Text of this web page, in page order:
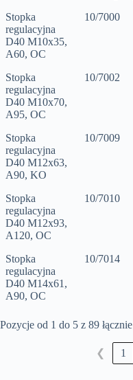
Stopka
regulacyjna
D40 M10x35,
A60, OC
10/7000
Stopka
regulacyjna
D40 M10x70,
A95, OC
10/7002
Stopka
regulacyjna
D40 M12x63,
A90, KO
10/7009
Stopka
regulacyjna
D40 M12x93,
A120, OC
10/7010
Stopka
regulacyjna
D40 M14x61,
A90, OC
10/7014
Pozycje od 1 do 5 z 89 łącznie
❮ 1